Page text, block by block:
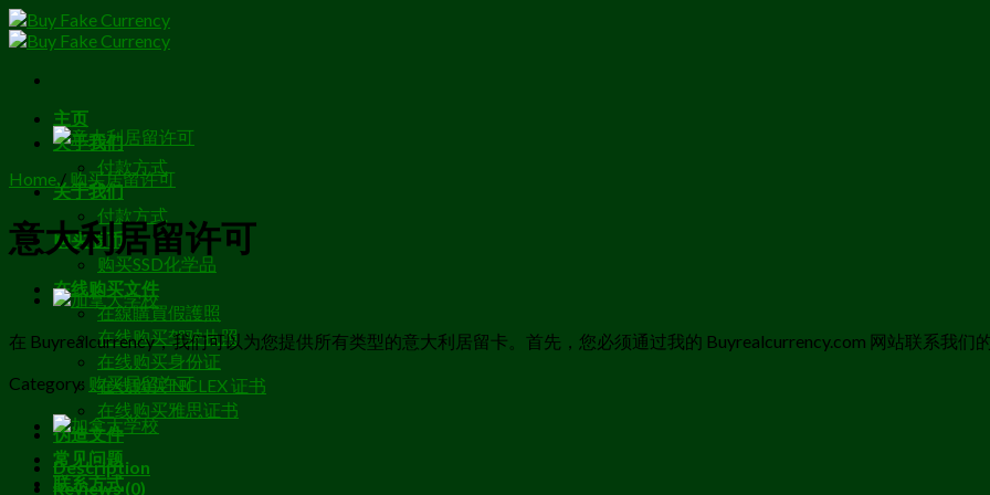
Skip
to
主页
关于我们
付款方式
关于我们
付款方式
购买假币
购买SSD化学品
在线购买文件
在線購買假護照
在线购买驾驶执照
在线购买身份证
在线购买 NCLEX 证书
在线购买雅思证书
伪造文件
常见问题
联系方式
Home / 购买居留许可
意大利居留许可
在 Buyrealcurrency，我们可以为您提供所有类型的意大利居留卡。首先，您必须通过我的 Buyrealcurrency.com 网站联系我们
Category: 购买居留许可
Description
Reviews (0)